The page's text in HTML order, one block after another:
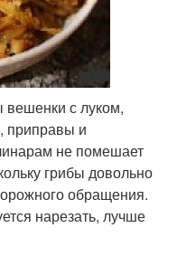
вешенки с луком,
приправы и
не помешает
грибы довольно
обращения.
нарезать, лучше